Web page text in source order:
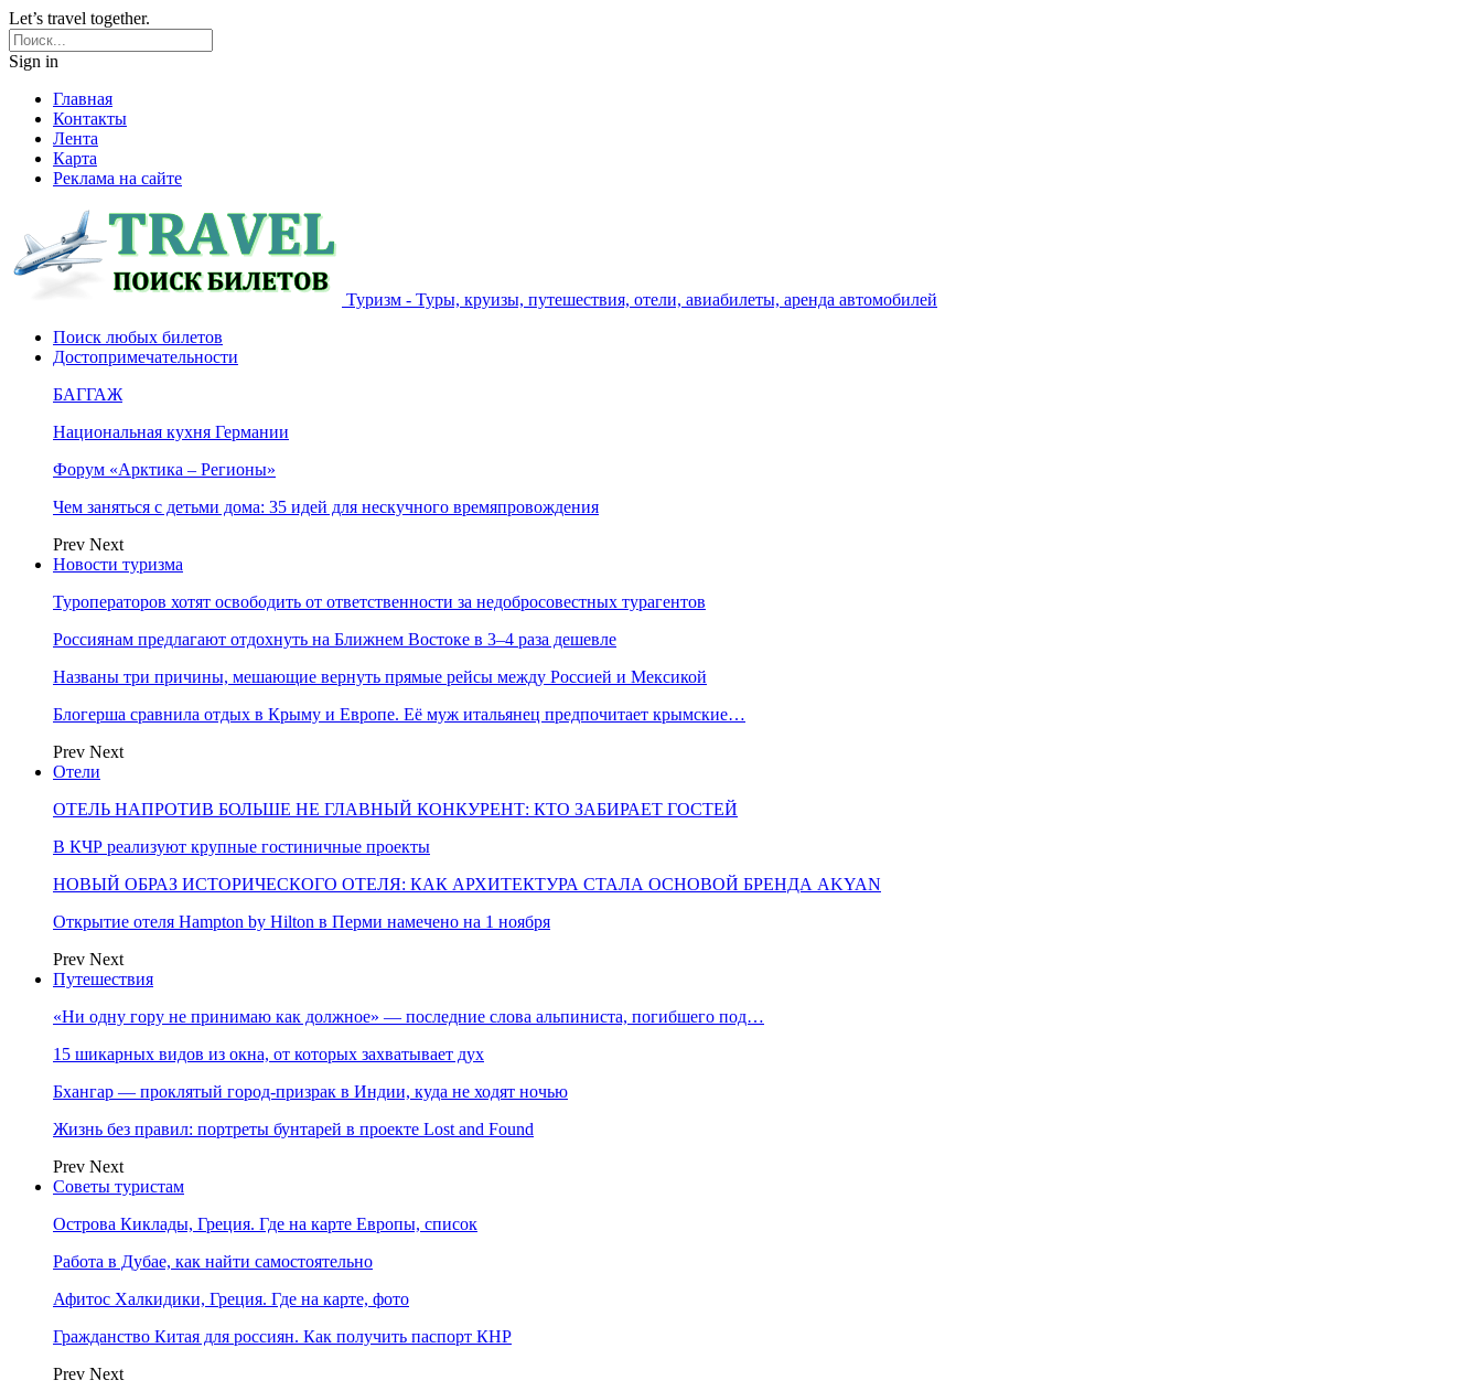
Let’s travel together.
Sign in
Главная
Контакты
Лента
Карта
Реклама на сайте
Туризм - Туры, круизы, путешествия, отели, авиабилеты, аренда автомобилей
Поиск любых билетов
Достопримечательности
БАГГАЖ
Национальная кухня Германии
Форум «Арктика – Регионы»
Чем заняться с детьми дома: 35 идей для нескучного времяпровождения
Prev Next
Новости туризма
Туроператоров хотят освободить от ответственности за недобросовестных турагентов
Россиянам предлагают отдохнуть на Ближнем Востоке в 3–4 раза дешевле
Названы три причины, мешающие вернуть прямые рейсы между Россией и Мексикой
Блогерша сравнила отдых в Крыму и Европе. Её муж итальянец предпочитает крымские…
Prev Next
Отели
ОТЕЛЬ НАПРОТИВ БОЛЬШЕ НЕ ГЛАВНЫЙ КОНКУРЕНТ: КТО ЗАБИРАЕТ ГОСТЕЙ
В КЧР реализуют крупные гостиничные проекты
НОВЫЙ ОБРАЗ ИСТОРИЧЕСКОГО ОТЕЛЯ: КАК АРХИТЕКТУРА СТАЛА ОСНОВОЙ БРЕНДА AKYAN
Открытие отеля Hampton by Hilton в Перми намечено на 1 ноября
Prev Next
Путешествия
«Ни одну гору не принимаю как должное» — последние слова альпиниста, погибшего под…
15 шикарных видов из окна, от которых захватывает дух
Бхангар — проклятый город-призрак в Индии, куда не ходят ночью
Жизнь без правил: портреты бунтарей в проекте Lost and Found
Prev Next
Советы туристам
Острова Киклады, Греция. Где на карте Европы, список
Работа в Дубае, как найти самостоятельно
Афитос Халкидики, Греция. Где на карте, фото
Гражданство Китая для россиян. Как получить паспорт КНР
Prev Next